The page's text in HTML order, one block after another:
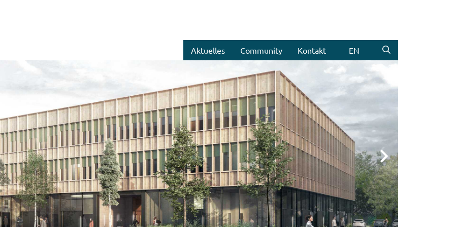
Aktuelles
Community Kontakt EN
Weiter